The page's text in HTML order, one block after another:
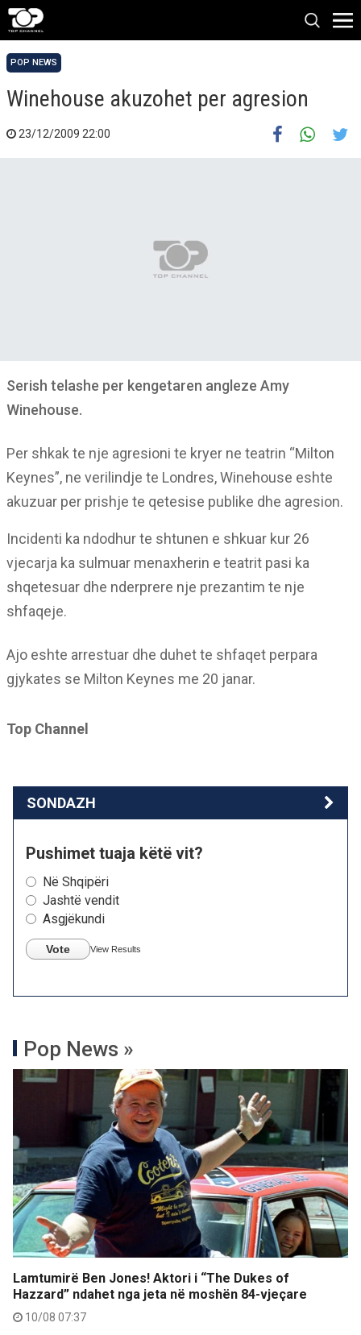
POP NEWS
Winehouse akuzohet per agresion
23/12/2009 22:00
Serish telashe per kengetaren angleze Amy
Winehouse.
Per shkak te nje agresioni te kryer ne teatrin “Milton
Keynes”, ne verilindje te Londres, Winehouse eshte
akuzuar per prishje te qetesise publike dhe agresion.
Incidenti ka ndodhur te shtunen e shkuar kur 26
vjecarja ka sulmuar menaxherin e teatrit pasi ka
shqetesuar dhe nderprere nje prezantim te nje
shfaqeje.
Ajo eshte arrestuar dhe duhet te shfaqet perpara
gjykates se Milton Keynes me 20 janar.
Top Channel
SONDAZH
Pushimet tuaja këtë vit?
Në Shqipëri
Jashtë vendit
Asgjëkundi
Vote View Results
Pop News »
Lamtumirë Ben Jones! Aktori i “The Dukes of
Hazzard” ndahet nga jeta në moshën 84-vjeçare
10/08 07:37